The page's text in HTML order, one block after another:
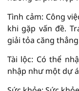
Tình cảm: Công
khi gặp vấn đề.
giải tỏa căng
Tài lộc: Có thể
nhập như một dự